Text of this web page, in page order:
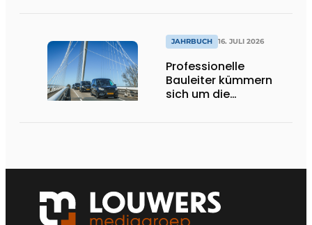
JAHRBUCH 16. JULI 2026
Professionelle
Bauleiter kümmern
sich um die